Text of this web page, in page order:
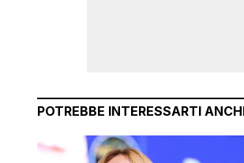
POTREBBE INTERESSARTI